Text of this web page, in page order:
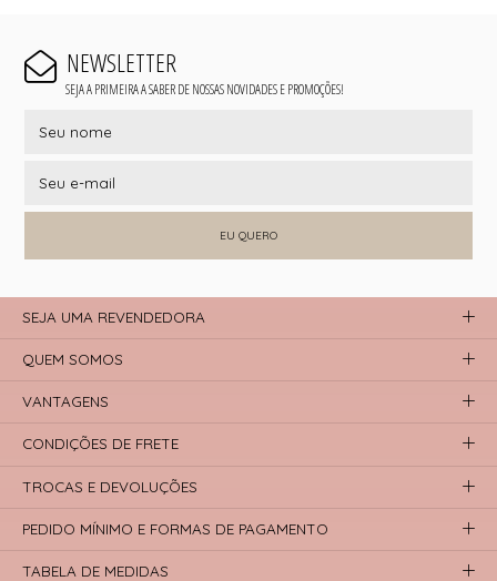
NEWSLETTER
SEJA A PRIMEIRA A SABER DE NOSSAS NOVIDADES E PROMOÇÕES!
EU QUERO
SEJA UMA REVENDEDORA
QUEM SOMOS
VANTAGENS
CONDIÇÕES DE FRETE
TROCAS E DEVOLUÇÕES
PEDIDO MÍNIMO E FORMAS DE PAGAMENTO
TABELA DE MEDIDAS